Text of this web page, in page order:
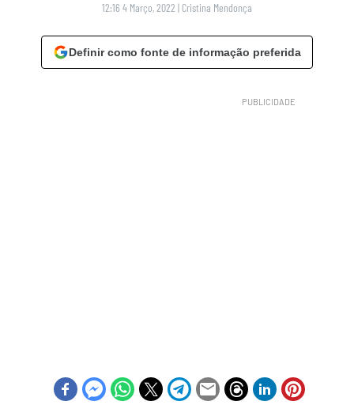
12:16 4 Março, 2022 | Cristina Mendonça
Definir como fonte de informação preferida